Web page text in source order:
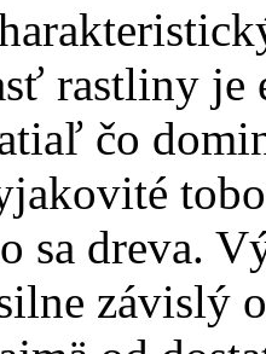
rastliny je
čo
sa dreva.
závislý